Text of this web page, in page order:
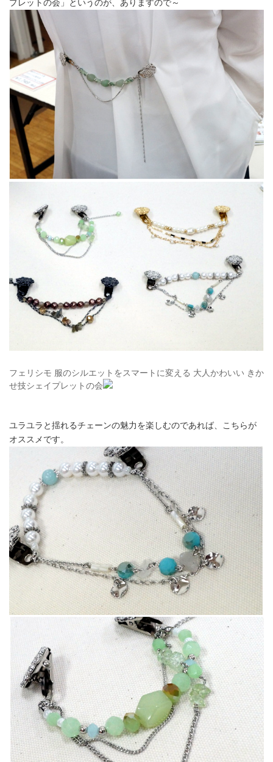
プレットの会」というのが、ありますので～
フェリシモ 服のシルエットをスマートに変える 大人かわいい きか
せ技シェイプレットの会
ユラユラと揺れるチェーンの魅力を楽しむのであれば、こちらが
オススメです。